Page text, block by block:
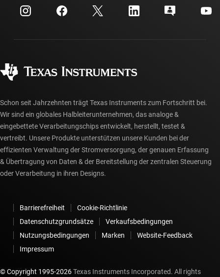
Investorenbeziehungen
Fertigung
Kundensupportzentrum
myTI-Konto FAQs
Häufig gestellte Fragen zu Bestellungen
Schon seit Jahrzehnten trägt Texas Instruments zum Fortschritt bei.
Wir sind ein globales Halbleiterunternehmen, das analoge &
eingebettete Verarbeitungschips entwickelt, herstellt, testet &
vertreibt. Unsere Produkte unterstützen unsere Kunden bei der
effizienten Verwaltung der Stromversorgung, der genauen Erfassung
& Übertragung von Daten & der Bereitstellung der zentralen Steuerung
oder Verarbeitung in ihren Designs.
Barrierefreiheit
Cookie-Richtlinie
Datenschutzgrundsätze
Verkaufsbedingungen
Nutzungsbedingungen
Marken
Website-Feedback
Impressum
© Copyright 1995-2026Texas Instruments Incorporated. All rights